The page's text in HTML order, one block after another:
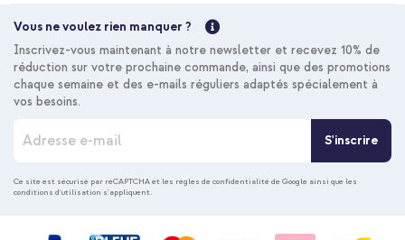
Vous ne voulez rien manquer ?
Inscrivez-vous maintenant à notre newsletter et recevez 10% de
réduction sur votre prochaine commande, ainsi que des promotions
chaque semaine et des e-mails réguliers adaptés spécialement à
vos besoins.
c
r
S'inscrire
Ce site est sécurisé par reCAPTCHA et les règles de confidentialité de Google ainsi que les
conditions d'utilisation s'appliquent.